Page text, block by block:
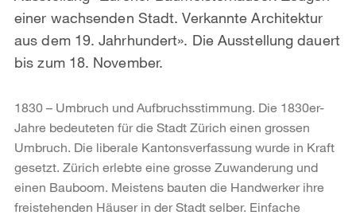
einer wachsenden Stadt. Verkannte Architektur
aus dem 19. Jahrhundert». Die Ausstellung dauert
bis zum 18. November.
1830 – Umbruch und Aufbruchsstimmung. Die 1830er-
Jahre bedeuteten für die Stadt Zürich einen grossen
Umbruch. Die liberale Kantonsverfassung wurde in Kraft
gesetzt. Zürich erlebte eine grosse Zuwanderung und
einen Bauboom. Meistens bauten die Handwerker ihre
freistehenden Häuser in der Stadt selber. Einfache